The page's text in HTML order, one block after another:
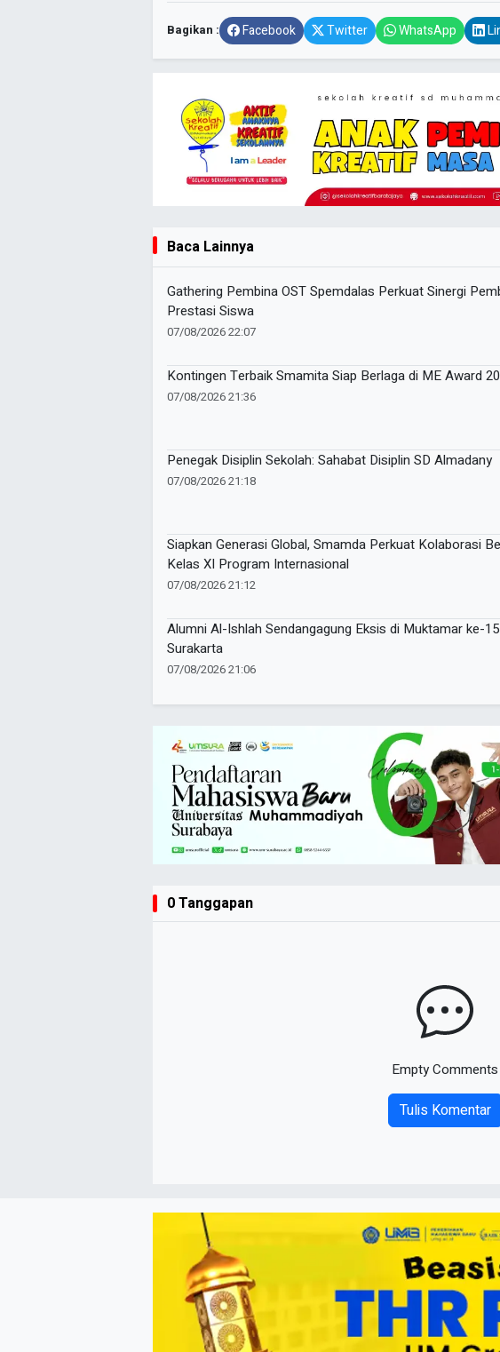
Bagikan : Facebook Twitter WhatsApp
Baca Lainnya
Gathering Pembina OST Spemdalas Perkuat Sinergi
Prestasi Siswa
07/08/2026 22:07
Kontingen Terbaik Smamita Siap Berlaga di ME Award
07/08/2026 21:36
Penegak Disiplin Sekolah: Sahabat Disiplin SD Almadany
07/08/2026 21:18
Siapkan Generasi Global, Smamda Perkuat Kolaborasi
Kelas XI Program Internasional
07/08/2026 21:12
Alumni Al-Ishlah Sendangagung Eksis di Muktamar ke-
Surakarta
07/08/2026 21:06
0 Tanggapan
Empty Comments
Tulis Komentar